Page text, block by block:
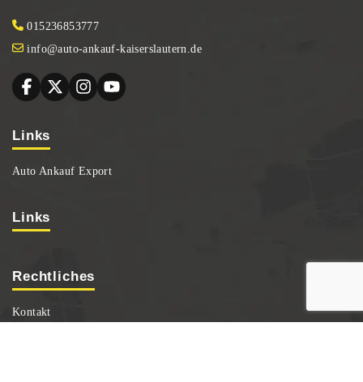
015236853777
info@auto-ankauf-kaiserslautern.de
Links
Auto Ankauf Export
Links
Rechtliches
Kontakt